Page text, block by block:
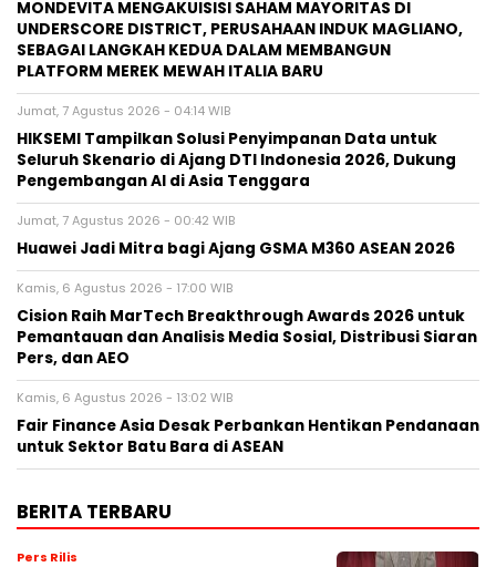
MONDEVITA MENGAKUISISI SAHAM MAYORITAS DI
UNDERSCORE DISTRICT, PERUSAHAAN INDUK MAGLIANO,
SEBAGAI LANGKAH KEDUA DALAM MEMBANGUN
PLATFORM MEREK MEWAH ITALIA BARU
Jumat, 7 Agustus 2026 - 04:14 WIB
HIKSEMI Tampilkan Solusi Penyimpanan Data untuk
Seluruh Skenario di Ajang DTI Indonesia 2026, Dukung
Pengembangan AI di Asia Tenggara
Jumat, 7 Agustus 2026 - 00:42 WIB
Huawei Jadi Mitra bagi Ajang GSMA M360 ASEAN 2026
Kamis, 6 Agustus 2026 - 17:00 WIB
Cision Raih MarTech Breakthrough Awards 2026 untuk
Pemantauan dan Analisis Media Sosial, Distribusi Siaran
Pers, dan AEO
Kamis, 6 Agustus 2026 - 13:02 WIB
Fair Finance Asia Desak Perbankan Hentikan Pendanaan
untuk Sektor Batu Bara di ASEAN
BERITA TERBARU
Pers Rilis